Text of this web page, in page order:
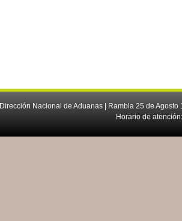
Dirección Nacional de Aduanas | Rambla 25 de
Horario de